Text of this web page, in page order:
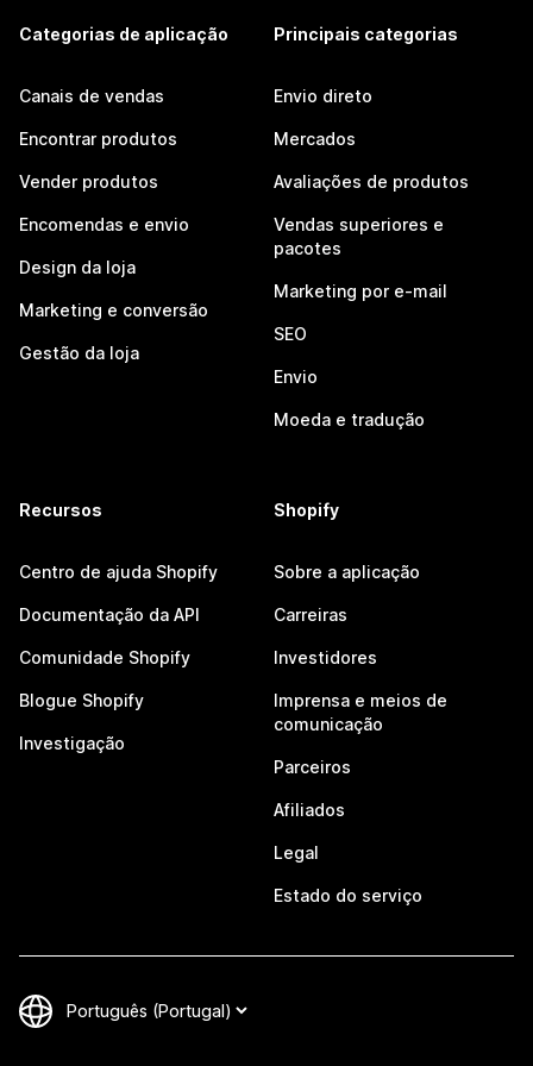
Categorias de aplicação
Canais de vendas
Encontrar produtos
Vender produtos
Encomendas e envio
Design da loja
Marketing e conversão
Gestão da loja
Principais categorias
Envio direto
Mercados
Avaliações de produtos
Vendas superiores e
pacotes
Marketing por e-mail
SEO
Envio
Moeda e tradução
Recursos
Centro de ajuda Shopify
Documentação da API
Comunidade Shopify
Blogue Shopify
Investigação
Shopify
Sobre a aplicação
Carreiras
Investidores
Imprensa e meios de
comunicação
Parceiros
Afiliados
Legal
Estado do serviço